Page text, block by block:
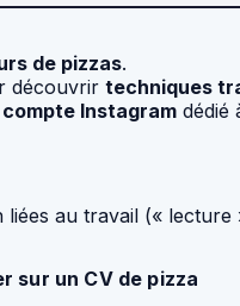
de pizzas.
découvrir techniques
compte Instagram dédié
liées au travail (« lecture
sur un CV de pizza